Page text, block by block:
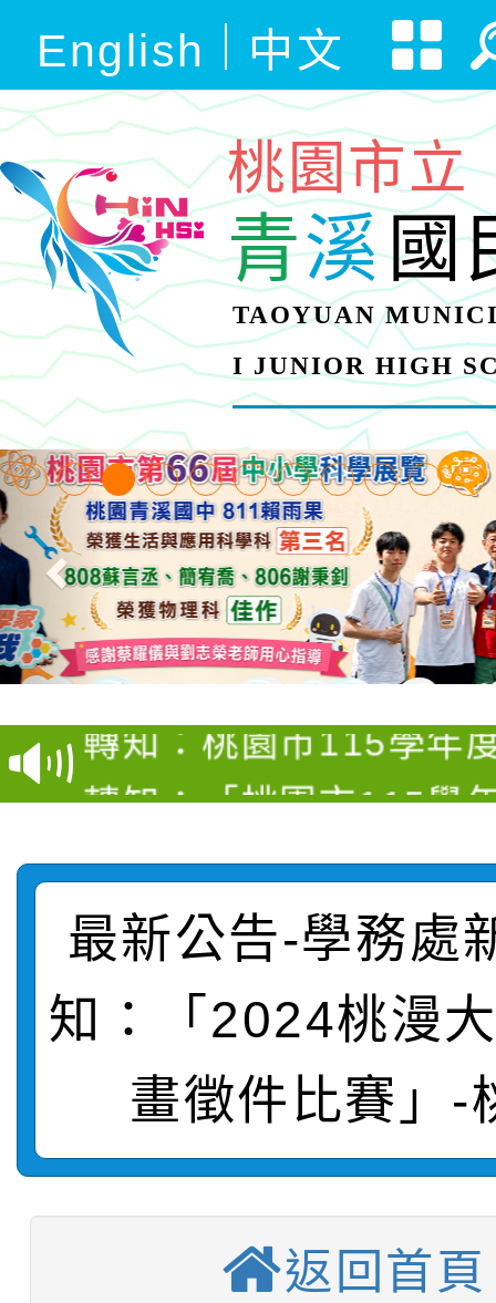
English 中文
桃園市立
青溪國
TAOYUAN
I JUNIOR HIGH
【甄選結果(第4招)】
學年度第1學期第9次代
結果(第4招)
【甄選結果(第12招)】
學年度第1學期第7次代
結果(第12招)
轉知：桃園市115學年
賽及師生本土語及新住
賽實施要點
轉知：「桃園市115學
比賽實施要點」
動辦法」
轉知臺中市政府政風處
城市手牽手，綠能透明
畫影片一案
轉知：「115學年度全
劇比賽實施要點」及修
轉知：桃園市115年度
敬師藝文競賽』實施計
【甄選結果(第11招)】
學年度第1學期第7次代
結果(第11招)
【甄選結果(第3招)】
學年度第1學期第9次代
結果(第3招)
【甄選結果(第4招)】
學年度第1學期第9次
【甄選結果(第12招)】
最新公告-學務處
知：「2024桃漫
畫徵件比賽」-
返回首頁